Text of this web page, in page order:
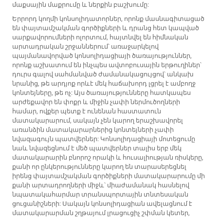
մաքսային մաքրումը և ներքին բաշխումը:
Երրորդ կողմի կոնսոլիդատորներ, որոնք մասնագիտացած
են փայտամշակման գործիքների և դրանց հետ կապված
սարքավորումների ոլորտում, հայտնվել են հիմնական
արտադրական շրջաններում՝ առաջարկելով
պայմանավորված կոնսոլիդացիայի ծառայություններ,
որոնք աշխատում են ինչպես ավտոբուսային երթուղիներ՝
դուրս գալով սահմանված ժամանակացույցով՝ անկախ
նրանից, թե արդյոք որևէ մեկ հաճախորդ լցրել է ամբողջ
կոնտեյները, թե ոչ: Այս ծառայությունները հատկապես
արժեքավոր են փոքր և միջին չափի ներմուծողների
համար, ովքեր պետք է ունենան հաստատուն
մատակարարում, սակայն չեն կարող երաշխավորել
առանձին մատակարարներից կոնտեյների չափի
նվազագույն պատվերներ: Կոնսոլիդացիայի մոտեցումը
նաև նվազեցնում է մեծ պատվերներ տալիս երբ մեկ
մատակարարին բնորոշ որակի և հուսալիության ռիսկերը,
քանի որ ընկերությունները կարող են տարասերեցնել
իրենց փայտամշակման գործիքների մատակարարումը մի
քանի արտադրողների միջև՝ միաժամանակ հասնելով
նպատակահարմար տրանսպորտային տնտեսական
ցուցանիշների: Սակայն կոնսոլիդացիան ավելացնում է
մատակարարման շղթայում լրացուցիչ շփման կետեր,